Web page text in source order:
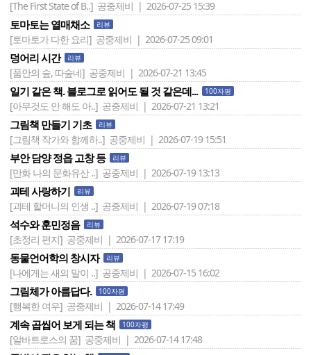
[The First State of B..] 공중제비 | 2026-07-25 15:39
토마토는 열매채소 리뷰
[토마토가 다한 요리] 공중제비 | 2026-07-25 09:01
덩어리 시간 리뷰
[품안의 숲, 따숲네] 공중제비 | 2026-07-21 13:45
일기 같은 책. 블로그로 읽어도 될 것 같은데... 100자평
[아무것도 안 해도 아..] 공중제비 | 2026-07-21 13:21
그림책 만들기 기초 리뷰
[그림책 작가와 함께하..] 공중제비 | 2026-07-19 15:51
부안 담양 정읍 고창 등 리뷰
[만화 나의 문화유산 ..] 공중제비 | 2026-07-19 13:13
괴테 사랑하기 리뷰
[괴테 할머니의 인생 ..] 공중제비 | 2026-07-19 07:18
석수와 훈민정음 리뷰
[초정리 편지] 공중제비 | 2026-07-17 17:19
동물언어학의 창시자 리뷰
[나에게는 새의 말이 ..] 공중제비 | 2026-07-15 16:02
그림체가 아름답다. 100자평
[행복한 여우] 공중제비 | 2026-07-14 17:49
계속 곱씹어 보게 되는 책 100자평
[알바트로스의 꿈] 공중제비 | 2026-07-14 17:48